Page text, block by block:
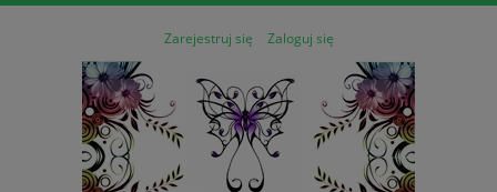
Zarejestruj się Zaloguj się